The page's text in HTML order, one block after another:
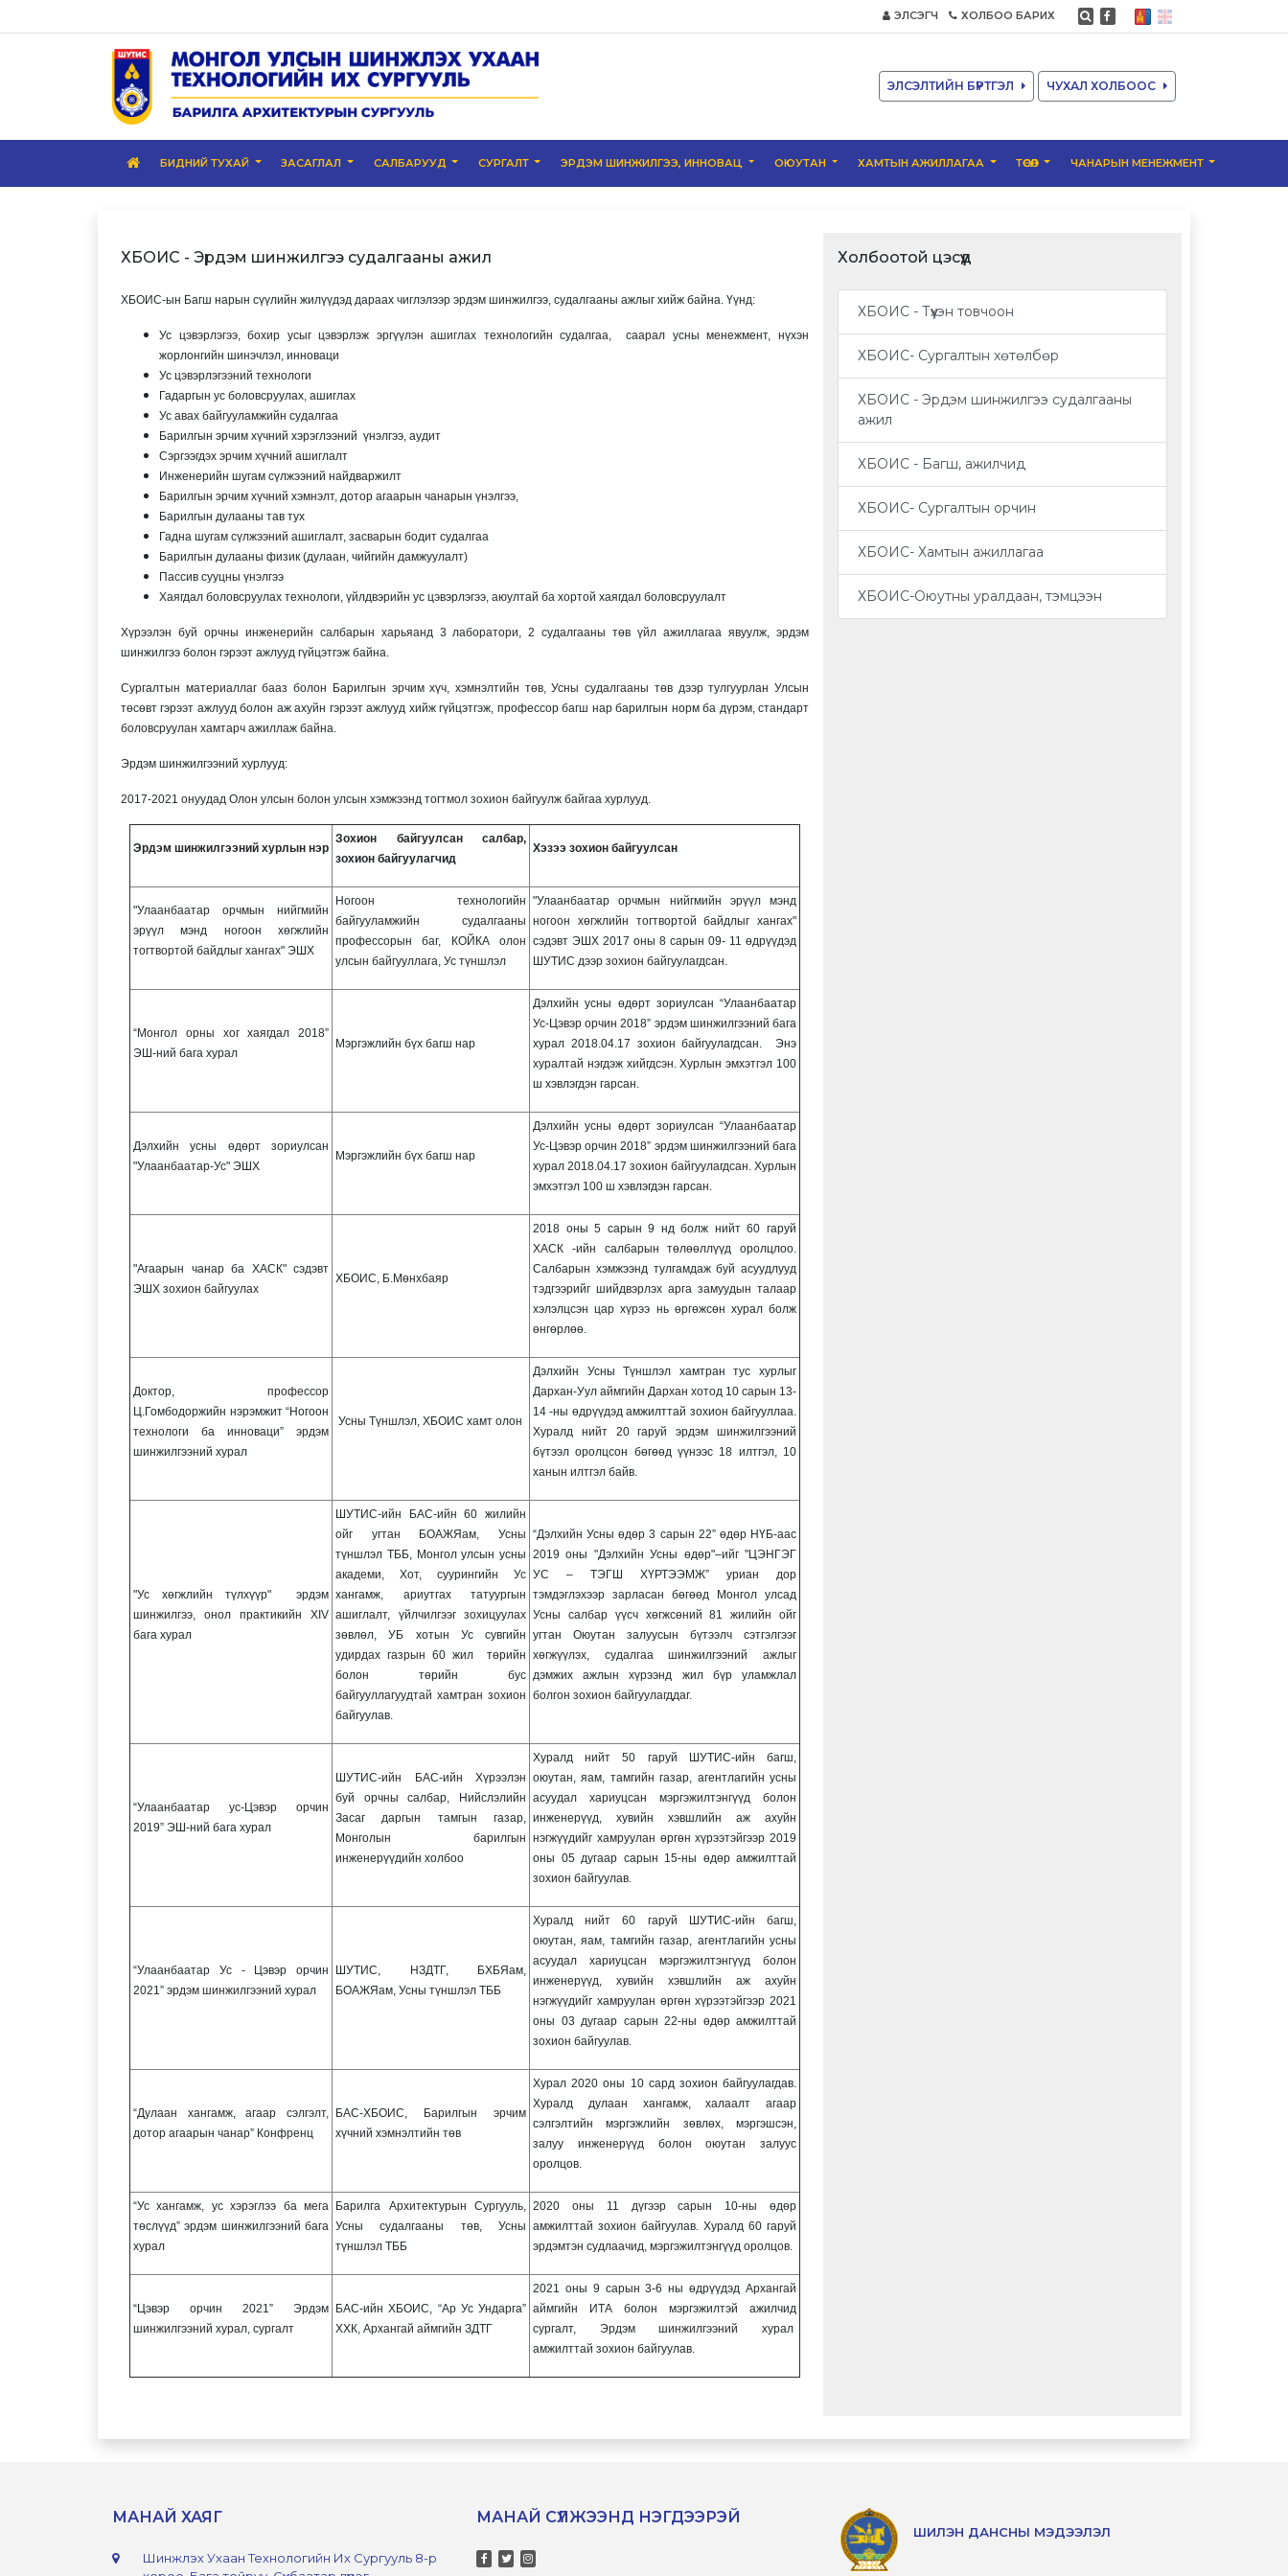
ЭЛСЭГЧ ХОЛБОО БАРИХ
ЭЛСЭЛТИЙН БҮРТГЭЛ ЧУХАЛ ХОЛБООС
БИДНИЙ ТУХАЙ ЗАСАГЛАЛ САЛБАРУУД СУРГАЛТ ЭРДЭМ ШИНЖИЛГЭЭ, ИННОВАЦ ОЮУТАН ХАМТЫН АЖИЛЛАГАА ТӨСӨЛ ЧАНАРЫН МЕНЕЖМЕНТ
ХБОИС - Эрдэм шинжилгээ судалгааны ажил
ХБОИС-ын Багш нарын сүүлийн жилүүдэд дараах чиглэлээр эрдэм шинжилгээ, судалгааны ажлыг хийж байна. Үүнд:
Ус цэвэрлэгээ, бохир усыг цэвэрлэж эргүүлэн ашиглах технологийн судалгаа, саарал усны менежмент, нүхэн
жорлонгийн шинэчлэл, инноваци
Ус цэвэрлэгээний технологи
Гадаргын ус боловсруулах, ашиглах
Ус авах байгууламжийн судалгаа
Барилгын эрчим хүчний хэрэглээний үнэлгээ, аудит
Сэргээгдэх эрчим хүчний ашиглалт
Инженерийн шугам сүлжээний найдваржилт
Барилгын эрчим хүчний хэмнэлт, дотор агаарын чанарын үнэлгээ,
Барилгын дулааны тав тух
Гадна шугам сүлжээний ашиглалт, засварын бодит судалгаа
Барилгын дулааны физик (дулаан, чийгийн дамжуулалт)
Пассив сууцны үнэлгээ
Хаягдал боловсруулах технологи, үйлдвэрийн ус цэвэрлэгээ, аюултай ба хортой хаягдал боловсруулалт
Хүрээлэн буй орчны инженерийн салбарын харьяанд 3 лаборатори, 2 судалгааны төв үйл ажиллагаа явуулж, эрдэм
шинжилгээ болон гэрээт ажлууд гүйцэтгэж байна.
Сургалтын материаллаг бааз болон Барилгын эрчим хүч, хэмнэлтийн төв, Усны судалгааны төв дээр тулгуурлан Улсын
төсөвт гэрээт ажлууд болон аж ахуйн гэрээт ажлууд хийж гүйцэтгэж, профессор багш нар барилгын норм ба дүрэм, стандарт
боловсруулан хамтарч ажиллаж байна.
Эрдэм шинжилгээний хурлууд:
2017-2021 онуудад Олон улсын болон улсын хэмжээнд тогтмол зохион байгуулж байгаа хурлууд.
Эрдэм шинжилгээний хурлын нэр
Зохион байгуулсан салбар,
зохион байгуулагчид
Хэзээ зохион байгуулсан
"Улаанбаатар орчмын нийгмийн
эрүүл мэнд ногоон хөгжлийн
тогтвортой байдлыг хангах" ЭШХ
Ногоон технологийн
байгууламжийн судалгааны
профессорын баг, КОЙКА олон
улсын байгууллага, Ус түншлэл
"Улаанбаатар орчмын нийгмийн эрүүл мэнд
ногоон хөгжлийн тогтвортой байдлыг хангах"
сэдэвт ЭШХ 2017 оны 8 сарын 09- 11 өдрүүдэд
ШУТИС дээр зохион байгуулагдсан.
“Монгол орны хог хаягдал 2018”
ЭШ-ний бага хурал
Мэргэжлийн бүх багш нар
Дэлхийн усны өдөрт зориулсан “Улаанбаатар
Ус-Цэвэр орчин 2018” эрдэм шинжилгээний бага
хурал 2018.04.17 зохион байгуулагдсан. Энэ
хуралтай нэгдэж хийгдсэн. Хурлын эмхэтгэл 100
ш хэвлэгдэн гарсан.
Дэлхийн усны өдөрт зориулсан
"Улаанбаатар-Ус" ЭШХ
Мэргэжлийн бүх багш нар
Дэлхийн усны өдөрт зориулсан “Улаанбаатар
Ус-Цэвэр орчин 2018” эрдэм шинжилгээний бага
хурал 2018.04.17 зохион байгуулагдсан. Хурлын
эмхэтгэл 100 ш хэвлэгдэн гарсан.
"Агаарын чанар ба ХАСК" сэдэвт
ЭШХ зохион байгуулах
ХБОИС, Б.Мөнхбаяр
2018 оны 5 сарын 9 нд болж нийт 60 гаруй
ХАСК -ийн салбарын төлөөллүүд оролцлоо.
Салбарын хэмжээнд тулгамдаж буй асуудлууд
тэдгээрийг шийдвэрлэх арга замуудын талаар
хэлэлцсэн цар хүрээ нь өргөжсөн хурал болж
өнгөрлөө.
Доктор, профессор
Ц.Гомбодоржийн нэрэмжит “Ногоон
технологи ба инноваци” эрдэм
шинжилгээний хурал
Усны Түншлэл, ХБОИС хамт олон
Дэлхийн Усны Түншлэл хамтран тус хурлыг
Дархан-Уул аймгийн Дархан хотод 10 сарын 13-
14 -ны өдрүүдэд амжилттай зохион байгууллаа.
Хуралд нийт 20 гаруй эрдэм шинжилгээний
бүтээл оролцсон бөгөөд үүнээс 18 илтгэл, 10
ханын илтгэл байв.
"Ус хөгжлийн түлхүүр" эрдэм
шинжилгээ, онол практикийн XIV
бага хурал
ШУТИС-ийн БАС-ийн 60 жилийн
ойг угтан БОАЖЯам, Усны
түншлэл ТББ, Монгол улсын усны
академи, Хот, суурингийн Ус
хангамж, ариутгах татуургын
ашиглалт, үйлчилгээг зохицуулах
зөвлөл, УБ хотын Ус сувгийн
удирдах газрын 60 жил төрийн
болон төрийн бус
байгууллагуудтай хамтран зохион
байгуулав.
“Дэлхийн Усны өдөр 3 сарын 22” өдөр НҮБ-аас
2019 оны "Дэлхийн Усны өдөр"–ийг "ЦЭНГЭГ
УС – ТЭГШ ХҮРТЭЭМЖ” уриан дор
тэмдэглэхээр зарласан бөгөөд Монгол улсад
Усны салбар үүсч хөгжсөний 81 жилийн ойг
угтан Оюутан залуусын бүтээлч сэтгэлгээг
хөгжүүлэх, судалгаа шинжилгээний ажлыг
дэмжих ажлын хүрээнд жил бүр уламжлал
болгон зохион байгуулагддаг.
“Улаанбаатар ус-Цэвэр орчин
2019” ЭШ-ний бага хурал
ШУТИС-ийн БАС-ийн Хүрээлэн
буй орчны салбар, Нийслэлийн
Засаг даргын тамгын газар,
Монголын барилгын
инженерүүдийн холбоо
Хуралд нийт 50 гаруй ШУТИС-ийн багш,
оюутан, яам, тамгийн газар, агентлагийн усны
асуудал хариуцсан мэргэжилтэнгүүд болон
инженерүүд, хувийн хэвшлийн аж ахуйн
нэгжүүдийг хамруулан өргөн хүрээтэйгээр 2019
оны 05 дугаар сарын 15-ны өдөр амжилттай
зохион байгуулав.
“Улаанбаатар Ус - Цэвэр орчин
2021” эрдэм шинжилгээний хурал
ШУТИС, НЗДТГ, БХБЯам,
БОАЖЯам, Усны түншлэл ТББ
Хуралд нийт 60 гаруй ШУТИС-ийн багш,
оюутан, яам, тамгийн газар, агентлагийн усны
асуудал хариуцсан мэргэжилтэнгүүд болон
инженерүүд, хувийн хэвшлийн аж ахуйн
нэгжүүдийг хамруулан өргөн хүрээтэйгээр 2021
оны 03 дугаар сарын 22-ны өдөр амжилттай
зохион байгуулав.
“Дулаан хангамж, агаар сэлгэлт,
дотор агаарын чанар” Конфренц
БАС-ХБОИС, Барилгын эрчим
хүчний хэмнэлтийн төв
Хурал 2020 оны 10 сард зохион байгуулагдав.
Хуралд дулаан хангамж, халаалт агаар
сэлгэлтийн мэргэжлийн зөвлөх, мэргэшсэн,
залуу инженерүүд болон оюутан залуус
оролцов.
“Ус хангамж, ус хэрэглээ ба мега
төслүүд” эрдэм шинжилгээний бага
хурал
Барилга Архитектурын Сургууль,
Усны судалгааны төв, Усны
түншлэл ТББ
2020 оны 11 дүгээр сарын 10-ны өдөр
амжилттай зохион байгуулав. Хуралд 60 гаруй
эрдэмтэн судлаачид, мэргэжилтэнгүүд оролцов.
“Цэвэр орчин 2021” Эрдэм
шинжилгээний хурал, сургалт
БАС-ийн ХБОИС, “Ар Ус Ундарга”
ХХК, Архангай аймгийн ЗДТГ
2021 оны 9 сарын 3-6 ны өдрүүдэд Архангай
аймгийн ИТА болон мэргэжилтэй ажилчид
сургалт, Эрдэм шинжилгээний хурал
амжилттай зохион байгуулав.
Холбоотой цэсүүд
ХБОИС - Түүхэн товчоон
ХБОИС- Сургалтын хөтөлбөр
ХБОИС - Эрдэм шинжилгээ судалгааны
ажил
ХБОИС - Багш, ажилчид
ХБОИС- Сургалтын орчин
ХБОИС- Хамтын ажиллагаа
ХБОИС-Оюутны уралдаан, тэмцээн
МАНАЙ ХАЯГ
Шинжлэх Ухаан Технологийн Их Сургууль 8-р
МАНАЙ СҮЛЖЭЭНД НЭГДЭЭРЭЙ
ШИЛЭН ДАНСНЫ МЭДЭЭЛЭЛ